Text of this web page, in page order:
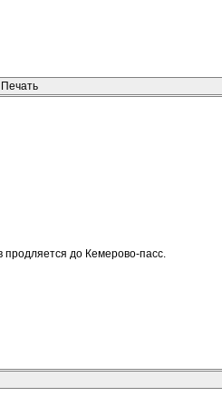
Печать
до Кемерово-пасс.